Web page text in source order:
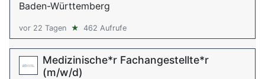
Baden-Württemberg
vor 22 Tagen ★ 462 Aufrufe
Medizinische*r Fachangestellte*r
(m/w/d)